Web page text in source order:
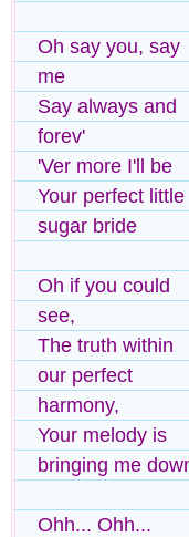
Oh say you, say
me
Say always and
forev'
'Ver more I'll be
Your perfect little
sugar bride
Oh if you could
see,
The truth within
our perfect
harmony,
Your melody is
bringing me
Ohh... Ohh...